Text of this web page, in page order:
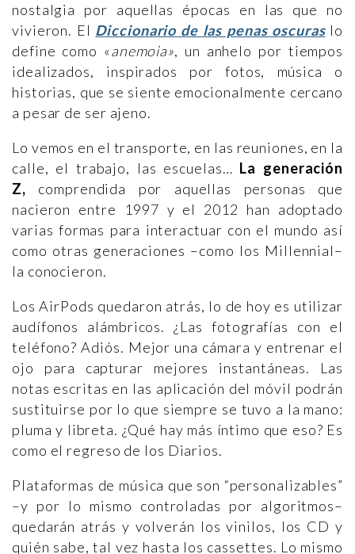
nostalgia por aquellas épocas en las que no
vivieron. El Diccionario de las penas oscuraslo
define como «anemoia», un anhelo por tiempos
idealizados, inspirados por fotos, música o
historias, que se siente emocionalmente cercano
a pesar de ser ajeno.
Lo vemos en el transporte, en las reuniones, en la
calle, el trabajo, las escuelas… La generación
Z, comprendida por aquellas personas que
nacieron entre 1997 y el 2012 han adoptado
varias formas para interactuar con el mundo así
como otras generaciones –como los Millennial–
la conocieron.
Los AirPods quedaron atrás, lo de hoy es utilizar
audífonos alámbricos. ¿Las fotografías con el
teléfono? Adiós. Mejor una cámara y entrenar el
ojo para capturar mejores instantáneas. Las
notas escritas en las aplicación del móvil podrán
sustituirse por lo que siempre se tuvo a la mano:
pluma y libreta. ¿Qué hay más íntimo que eso? Es
como el regreso de los Diarios.
Plataformas de música que son “personalizables”
–y por lo mismo controladas por algoritmos–
quedarán atrás y volverán los vinilos, los CD y
quién sabe, tal vez hasta los cassettes. Lo mismo